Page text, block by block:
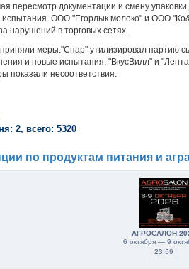
пересмотр документации и смену
испытания. ООО "Егорлык молоко" и ООО
нарушений в торговых сетях.
меры."Спар" утилизировал партию
и новые испытания. "ВкусВилл" и
показали несоответствия.
2, всего: 5320
по продуктам питания и
АГРОСАЛОН
6 октября — 9
23:59